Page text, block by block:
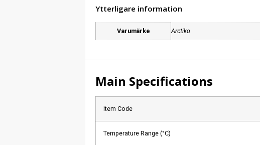
Ytterligare information
Varumärke Arctiko
Main Specifications
Item Code
Temperature Range (°C)